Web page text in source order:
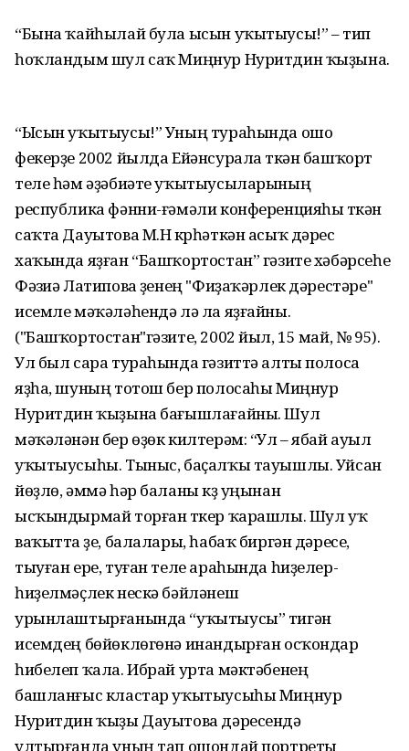
“Бына ҡайһылай була ысын уҡытыусы!” – тип
һоҡландым шул саҡ Миңнур Нуритдин ҡыҙына.
“Ысын уҡытыусы!” Уның тураһында ошо
фекерҙе 2002 йылда Ейәнсурала үткән башҡорт
теле һәм әҙәбиәте уҡытыусыларының
республика фәнни-ғәмәли конференцияһы үткән
саҡта Дауытова М.Н күрһәткән асыҡ дәрес
хаҡында яҙған “Башҡортостан” гәзите хәбәрсеһе
Фәүзиә Латипова үҙенең "Фиҙаҡәрлек дәрестәре"
исемле мәҡәләһендә лә ла яҙғайны.
("Башҡортостан"гәзите, 2002 йыл, 15 май, № 95).
Ул был сара тураһында гәзиттә алты полоса
яҙһа, шуның тотош бер полосаһы Миңнур
Нуритдин ҡыҙына бағышлағайны. Шул
мәҡәләнән бер өҙөк килтерәм: “Ул – ябай ауыл
уҡытыусыһы. Тыныс, баҫалҡы тауышлы. Уйсан
йөҙлө, әммә һәр баланы күҙ уңынан
ысҡындырмай торған үткер ҡарашлы. Шул уҡ
ваҡытта үҙе, балалары, һабаҡ биргән дәресе,
тыуған ере, туған теле араһында һиҙелер-
һиҙелмәҫлек нескә бәйләнеш
урынлаштырғанында “уҡытыусы” тигән
исемдең бөйөклөгөнә инандырған осҡондар
һибелеп ҡала. Ибрай урта мәктәбенең
башланғыс кластар уҡытыусыһы Миңнур
Нуритдин ҡыҙы Дауытова дәресендә
ултырғанда уның тап ошондай портреты